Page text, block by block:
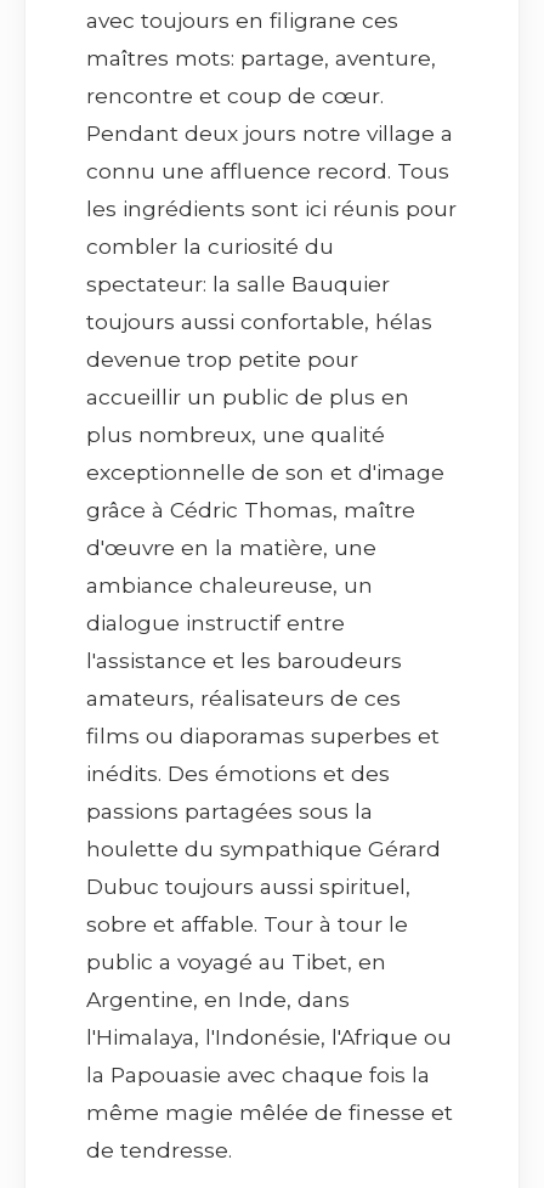
avec toujours en filigrane ces
maîtres mots: partage, aventure,
rencontre et coup de cœur.
Pendant deux jours notre village a
connu une affluence record. Tous
les ingrédients sont ici réunis pour
combler la curiosité du
spectateur: la salle Bauquier
toujours aussi confortable, hélas
devenue trop petite pour
accueillir un public de plus en
plus nombreux, une qualité
exceptionnelle de son et d'image
grâce à Cédric Thomas, maître
d'œuvre en la matière, une
ambiance chaleureuse, un
dialogue instructif entre
l'assistance et les baroudeurs
amateurs, réalisateurs de ces
films ou diaporamas superbes et
inédits. Des émotions et des
passions partagées sous la
houlette du sympathique Gérard
Dubuc toujours aussi spirituel,
sobre et affable. Tour à tour le
public a voyagé au Tibet, en
Argentine, en Inde, dans
l'Himalaya, l'Indonésie, l'Afrique ou
la Papouasie avec chaque fois la
même magie mêlée de finesse et
de tendresse.